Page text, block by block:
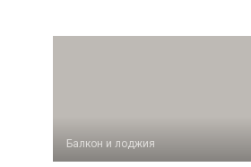
Балкон и лоджия